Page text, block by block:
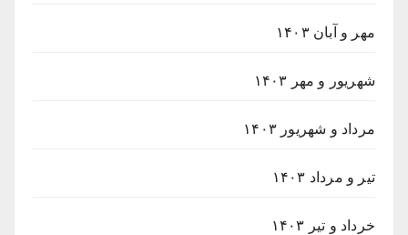
مهر و آبان ۱۴۰۳
شهریور و مهر ۱۴۰۳
مرداد و شهریور ۱۴۰۳
تیر و مرداد ۱۴۰۳
خرداد و تیر ۱۴۰۳